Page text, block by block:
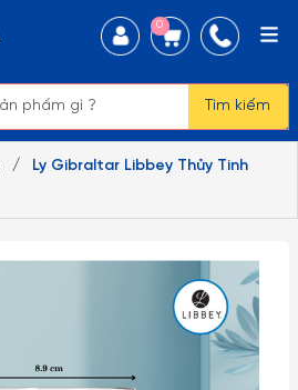
Tìm kiếm
0
/
Ly Gibraltar Libbey Thủy Tinh